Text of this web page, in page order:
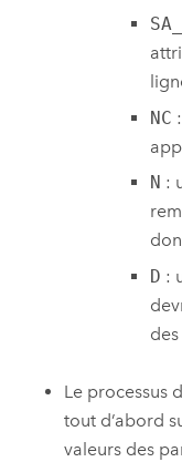
NC
N :
D :
Le processus
tout d’abord
valeurs des